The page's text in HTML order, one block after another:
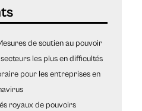
de soutien au pouvoir
les plus en difficultés
pour les entreprises en
royaux de pouvoirs